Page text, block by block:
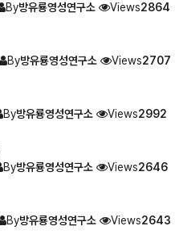
By방유룡영성연구소 Views2864
By방유룡영성연구소 Views2707
By방유룡영성연구소 Views2992
By방유룡영성연구소 Views2646
By방유룡영성연구소 Views2643